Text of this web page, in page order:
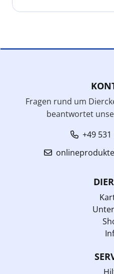
Fragen rund um
beantwortet
+49 531